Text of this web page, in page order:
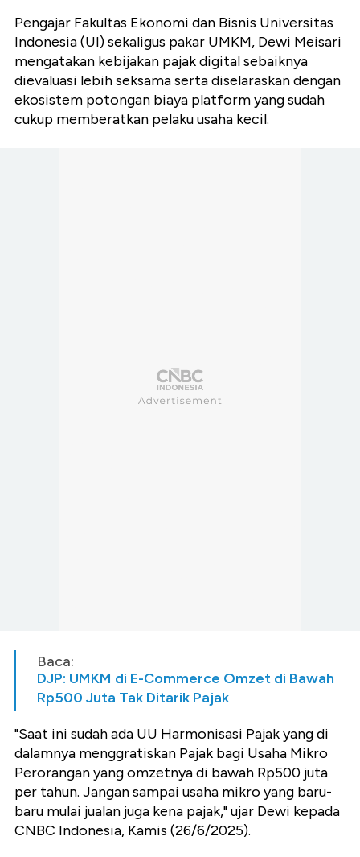
Pengajar Fakultas Ekonomi dan Bisnis Universitas
Indonesia (UI) sekaligus pakar UMKM, Dewi Meisari
mengatakan kebijakan pajak digital sebaiknya
dievaluasi lebih seksama serta diselaraskan dengan
ekosistem potongan biaya platform yang sudah
cukup memberatkan pelaku usaha kecil.
Baca:
DJP: UMKM di E-Commerce Omzet di Bawah
Rp500 Juta Tak Ditarik Pajak
"Saat ini sudah ada UU Harmonisasi Pajak yang di
dalamnya menggratiskan Pajak bagi Usaha Mikro
Perorangan yang omzetnya di bawah Rp500 juta
per tahun. Jangan sampai usaha mikro yang baru-
baru mulai jualan juga kena pajak," ujar Dewi kepada
CNBC Indonesia, Kamis (26/6/2025).